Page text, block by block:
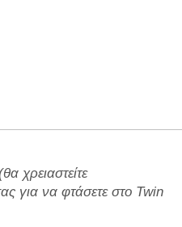
χρειαστείτε
για να φτάσετε στο Twin